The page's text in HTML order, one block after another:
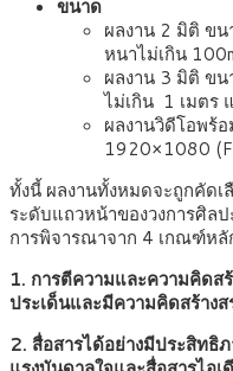
ขนาด
ผลงาน 2 มิติ ขน
หนาไม่เกิน
ผลงาน 3 มิติ ขน
ไม่เกิน 1 เมตร
ผลงานวิดีโอพร้อ
1920×1080
ทั้งนี้ ผลงานทั้งหมดจะถูกคัด
ระดับแถวหน้าของวงการศิล
การพิจารณาจาก 4 เกณฑ์หลั
1. การตีความและความคิดส
ประเด็นและมีความคิดสร้างส
2. สื่อสารได้อย่างมีประสิทธิ